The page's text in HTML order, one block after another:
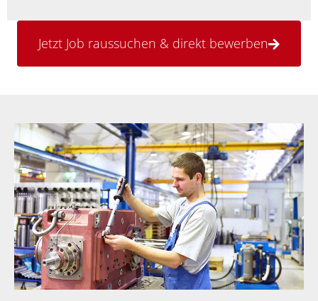
Jetzt Job raussuchen & direkt bewerben